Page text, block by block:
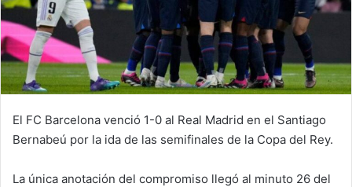
El FC Barcelona venció 1-0 al Real Madrid en el Santiago
Bernabeú por la ida de las semifinales de la Copa del Rey.
La única anotación del compromiso llegó al minuto 26 del